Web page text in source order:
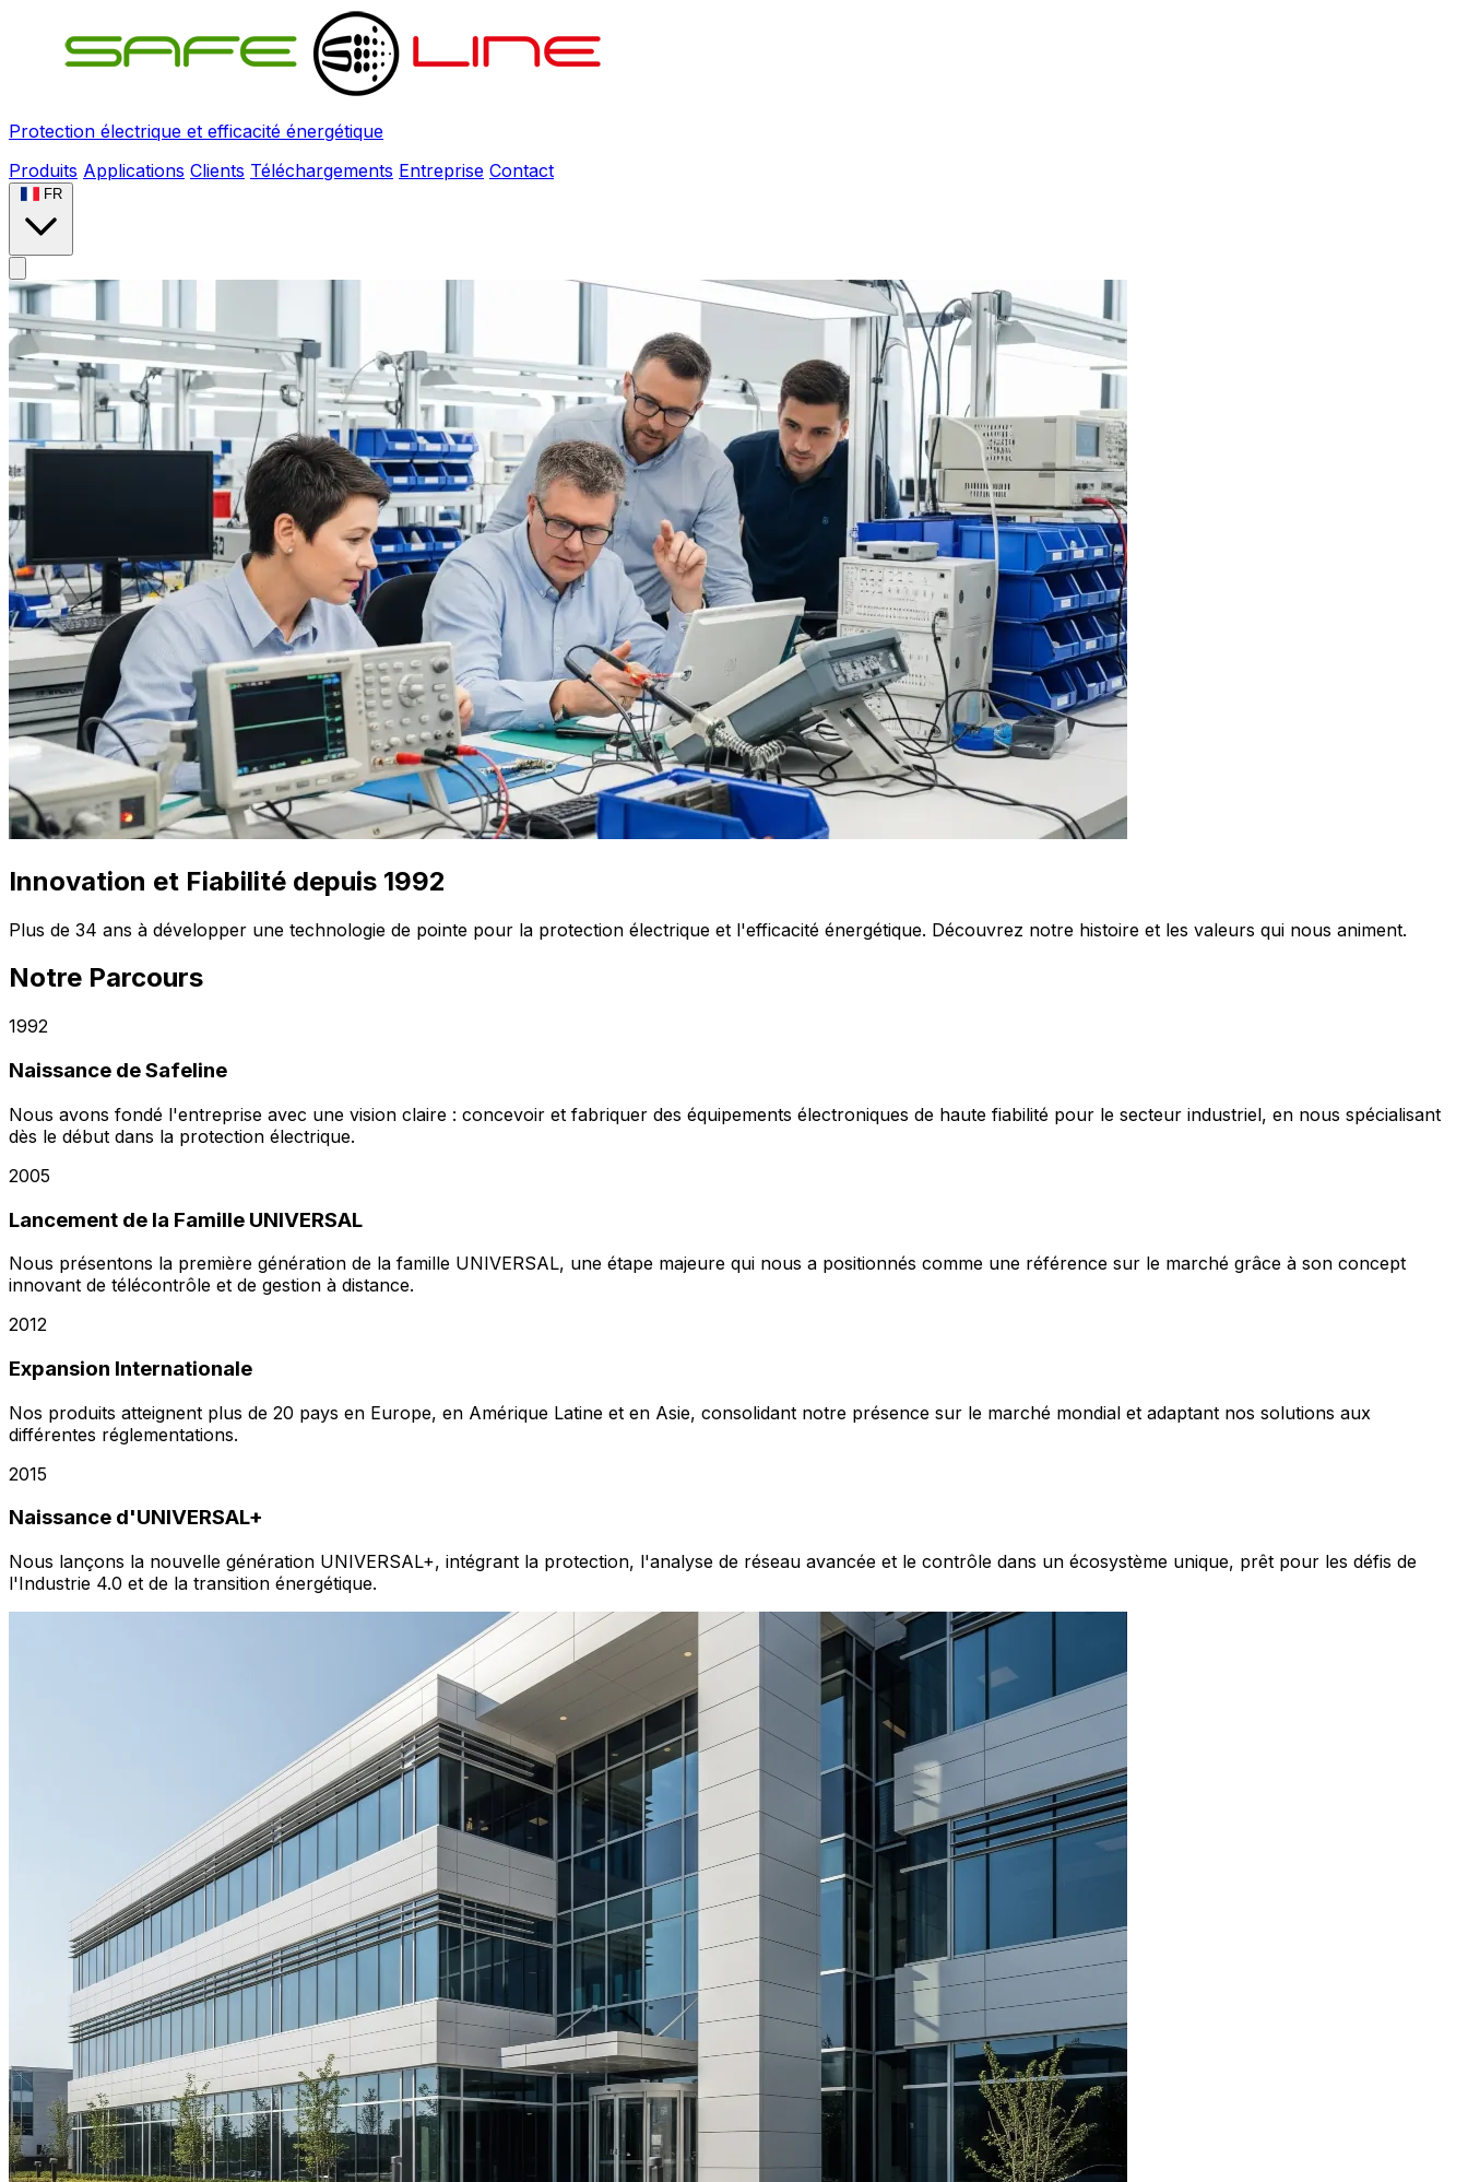
Protection électrique et efficacité énergétique
Produits Applications Clients Téléchargements Entreprise Contact
FR
Innovation et Fiabilité depuis 1992
Plus de 34 ans à développer une technologie de pointe pour la protection électrique et l'efficacité énergétique. Découvrez notre histoire et les valeurs qui nous animent.
Notre Parcours
1992
Naissance de Safeline
Nous avons fondé l'entreprise avec une vision claire : concevoir et fabriquer des équipements électroniques de haute fiabilité pour le secteur industriel, en nous spécialisant
dès le début dans la protection électrique.
2005
Lancement de la Famille UNIVERSAL
Nous présentons la première génération de la famille UNIVERSAL, une étape majeure qui nous a positionnés comme une référence sur le marché grâce à son concept
innovant de télécontrôle et de gestion à distance.
2012
Expansion Internationale
Nos produits atteignent plus de 20 pays en Europe, en Amérique Latine et en Asie, consolidant notre présence sur le marché mondial et adaptant nos solutions aux
différentes réglementations.
2015
Naissance d'UNIVERSAL+
Nous lançons la nouvelle génération UNIVERSAL+, intégrant la protection, l'analyse de réseau avancée et le contrôle dans un écosystème unique, prêt pour les défis de
l'Industrie 4.0 et de la transition énergétique.